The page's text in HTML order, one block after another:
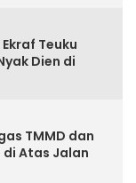
Teuku
Dien di
TMMD dan
Atas Jalan